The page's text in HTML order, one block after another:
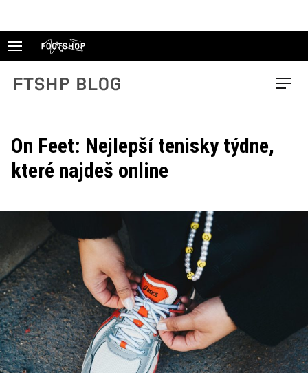
FTSHP blog Menu
On Feet: Nejlepší tenisky týdne,
které najdeš online